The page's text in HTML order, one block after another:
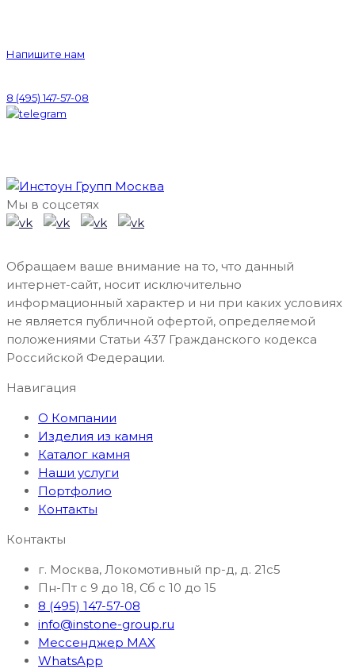
Напишите нам
8 (495) 147-57-08
Мы в соцсетях
Обращаем ваше внимание на то, что данный
интернет-сайт, носит исключительно
информационный характер и ни при каких условиях
не является публичной офертой, определяемой
положениями Статьи 437 Гражданского кодекса
Российской Федерации.
Навигация
О Компании
Изделия из камня
Каталог камня
Наши услуги
Портфолио
Контакты
Контакты
г. Москва, Локомотивный пр-д, д. 21с5
Пн-Пт с 9 до 18, Сб с 10 до 15
8 (495) 147-57-08
info@instone-group.ru
Мессенджер MAX
WhatsApp